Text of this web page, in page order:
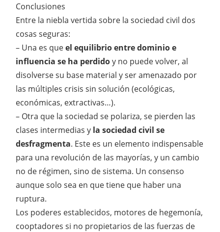
Conclusiones
Entre la niebla vertida sobre la sociedad civil dos
cosas seguras:
– Una es queel equilibrio entre dominio e
influencia se ha perdidoy no puede volver, al
disolverse su base material y ser amenazado por
las múltiples crisis sin solución (ecológicas,
económicas, extractivas…).
– Otra que la sociedad se polariza, se pierden las
clases intermedias y la sociedad civil se
desfragmenta. Este es un elemento indispensable
para una revolución de las mayorías, y un cambio
no de régimen, sino de sistema. Un consenso
aunque solo sea en que tiene que haber una
ruptura.
Los poderes establecidos, motores de hegemonía,
cooptadores si no propietarios de las fuerzas de